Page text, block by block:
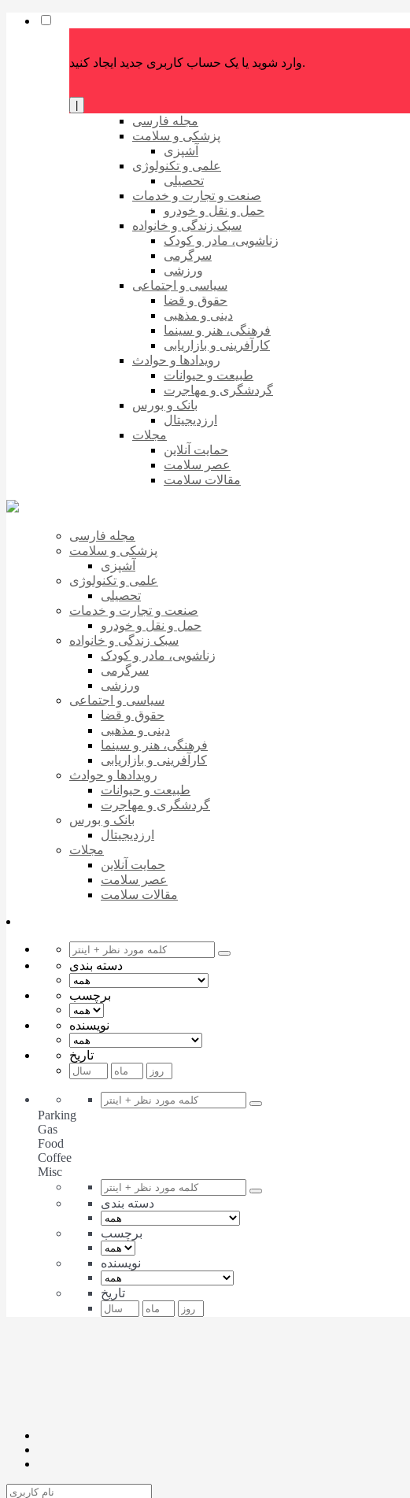
وارد شوید یا یک حساب کاربری جدید ایجاد کنید.
مجله فارسی
پزشکی و سلامت
آشپزی
علمی و تکنولوژی
تحصیلی
صنعت و تجارت و خدمات
حمل و نقل و خودرو
سبک زندگی و خانواده
زناشویی، مادر و کودک
سرگرمی
ورزشی
سیاسی و اجتماعی
حقوق و قضا
دینی و مذهبی
فرهنگی، هنر و سینما
کارآفرینی و بازاریابی
رویدادها و حوادث
طبیعت و حیوانات
گردشگری و مهاجرت
بانک و بورس
ارزدیجیتال
مجلات
حمایت آنلاین
عصر سلامت
مقالات سلامت
مجله فارسی
پزشکی و سلامت
آشپزی
علمی و تکنولوژی
تحصیلی
صنعت و تجارت و خدمات
حمل و نقل و خودرو
سبک زندگی و خانواده
زناشویی، مادر و کودک
سرگرمی
ورزشی
سیاسی و اجتماعی
حقوق و قضا
دینی و مذهبی
فرهنگی، هنر و سینما
کارآفرینی و بازاریابی
رویدادها و حوادث
طبیعت و حیوانات
گردشگری و مهاجرت
بانک و بورس
ارزدیجیتال
مجلات
حمایت آنلاین
عصر سلامت
مقالات سلامت
دسته بندی
برچسب
نویسنده
تاریخ
Parking
Gas
Food
Coffee
Misc
دسته بندی
برچسب
نویسنده
تاریخ